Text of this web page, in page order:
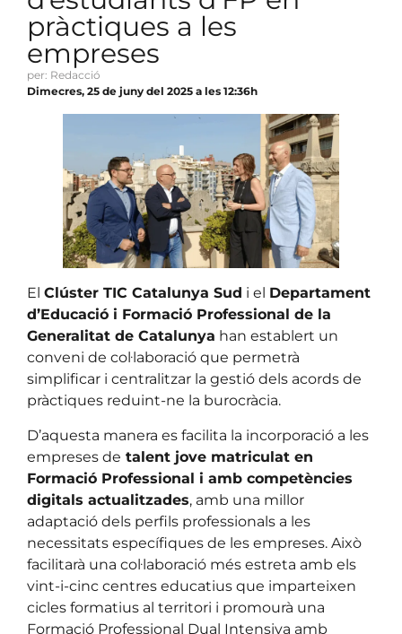
pràctiques a les
empreses
per: Redacció
Dimecres, 25 de juny del 2025 a les 12:36h
El Clúster TIC Catalunya Sud i el Departament
d’Educació i Formació Professional de la
Generalitat de Catalunya han establert un
conveni de col·laboració que permetrà
simplificar i centralitzar la gestió dels acords de
pràctiques reduint-ne la burocràcia.
D’aquesta manera es facilita la incorporació a les
empreses de talent jove matriculat en
Formació Professional i amb competències
digitals actualitzades, amb una millor
adaptació dels perfils professionals a les
necessitats específiques de les empreses. Això
facilitarà una col·laboració més estreta amb els
vint-i-cinc centres educatius que imparteixen
cicles formatius al territori i promourà una
Formació Professional Dual Intensiva amb